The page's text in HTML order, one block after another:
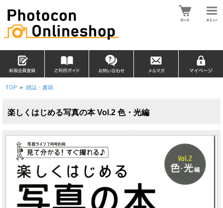
TOP > 雑誌・書籍
楽しくはじめる写真の本 Vol.2 色・光編